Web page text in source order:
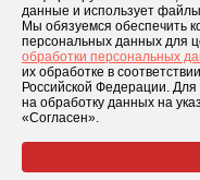
данные и использует
Мы обязуемся обеспечить
персональных данных для
обработки персональных
их обработке в
Российской Федерации.
на обработку данных на
«Согласен».
8 495 181-69-06
Москва
Каталог товаров О
Условия рассрочки
©